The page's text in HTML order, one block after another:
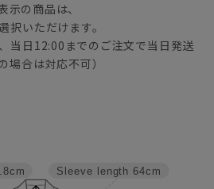
示の商品は、
択いただけます。
当日12:00までのご注文で当日発送
場合は対応不可）
Sleeve length 64cm